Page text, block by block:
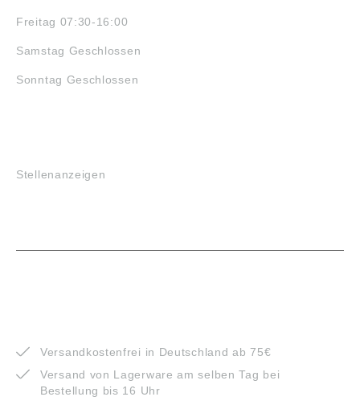
Freitag 07:30-16:00
Samstag Geschlossen
Sonntag Geschlossen
Stellenanzeigen
Versandkostenfrei in Deutschland ab 75€
Versand von Lagerware am selben Tag bei
Bestellung bis 16 Uhr